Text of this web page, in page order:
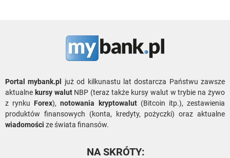
Portal mybank.pl
już od kilkunastu lat dostarcza Państwu zawsze
aktualne kursy walutNBP (teraz także kursy walut w trybie na żywo
z rynku Forex),notowania kryptowalut(Bitcoin itp.), zestawienia
produktów finansowych (konta, kredyty, pożyczki) oraz aktualne
wiadomości ze świata finansów.
NA SKRÓTY: